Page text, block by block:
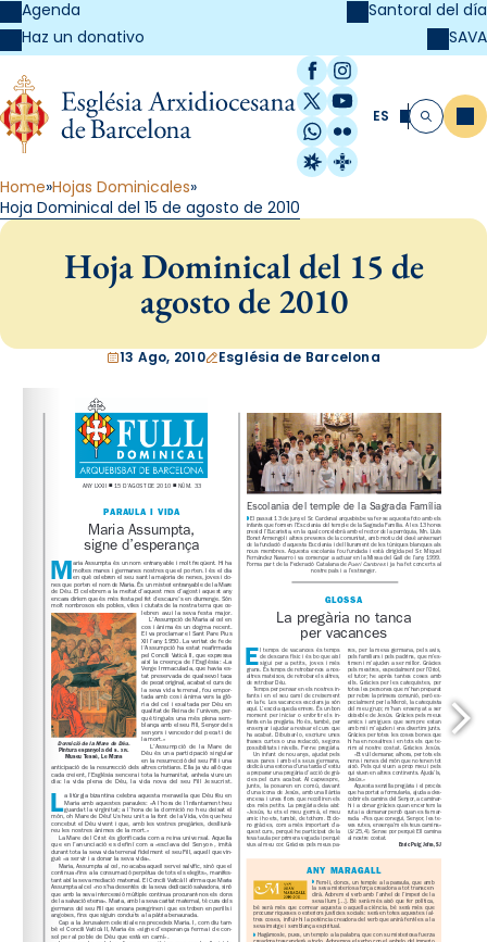
Agenda
Haz un donativo
Santoral del día
SAVA
Facebook
Instagram
X / Twitter
YouTube
WhatsApp
Flickr
Radio Estel
Catalunya
ES Buscar
Home Hojas Dominicales
Hoja Dominical del 15 de agosto de 2010
Hoja Dominical del 15 de
agosto de 2010
13 Ago, 2010 Església de Barcelona